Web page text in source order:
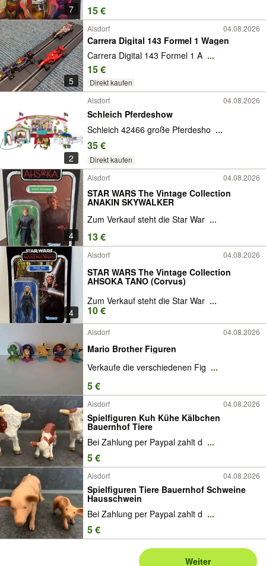
7 15 €
5
Alsdorf 04.08.2026
Carrera Digital 143 Formel 1 Wagen
Carrera Digital 143 Formel 1 A ...
15 €
Direkt kaufen
2
Alsdorf 04.08.2026
Schleich Pferdeshow
Schleich 42466 große Pferdesho ...
35 €
Direkt kaufen
4
Alsdorf 04.08.2026
STAR WARS The Vintage Collection
ANAKIN SKYWALKER
Zum Verkauf steht die Star War ...
13 €
4
Alsdorf 04.08.2026
STAR WARS The Vintage Collection
AHSOKA TANO (Corvus)
Zum Verkauf steht die Star War ...
10 €
Alsdorf 04.08.2026
Mario Brother Figuren
Verkaufe die verschiedenen Fig ...
5 €
Alsdorf 04.08.2026
Spielfiguren Kuh Kühe Kälbchen
Bauernhof Tiere
Bei Zahlung per Paypal zahlt d ...
5 €
Alsdorf 04.08.2026
Spielfiguren Tiere Bauernhof Schweine
Hausschwein
Bei Zahlung per Paypal zahlt d ...
5 €
Weiter